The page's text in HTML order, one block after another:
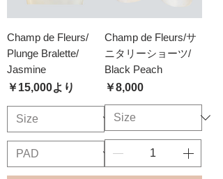
Champ de Fleurs/
Plunge Bralette/
Jasmine
￥15,000より
セール価格
Champ de Fleurs/サ
ニタリーショーツ/
Black Peach
価格
￥8,000